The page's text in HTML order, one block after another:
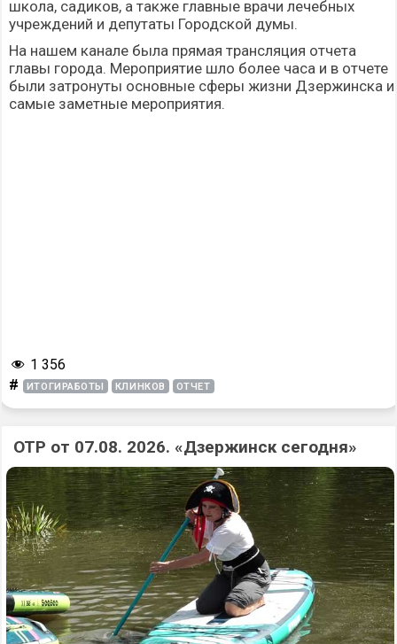
школа, садиков, а также главные врачи лечебных
учреждений и депутаты Городской думы.
На нашем канале была прямая трансляция отчета
главы города. Мероприятие шло более часа и в отчете
были затронуты основные сферы жизни Дзержинска и
самые заметные мероприятия.
1 356
# ИТОГИРАБОТЫ КЛИНКОВ ОТЧЕТ
ОТР от 07.08. 2026. «Дзержинск сегодня»